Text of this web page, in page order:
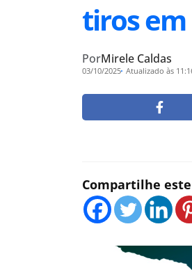
tiros em
PorMirele Caldas
03/10/2025 Atualizado às
Compartilhe